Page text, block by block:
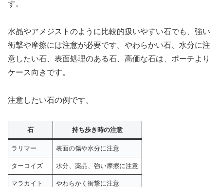
す。
水晶やアメジストのように比較的扱いやすい石でも、強い
衝撃や摩擦には注意が必要です。やわらかい石、水分に注
意したい石、表面処理のある石、高価な石は、ポーチより
ケース向きです。
注意したい石の例です。
石 持ち歩き時の注意
ラリマー 表面の傷や水分に注意
ターコイズ 水分、薬品、強い摩擦に注意
マラカイト やわらかく衝撃に注意